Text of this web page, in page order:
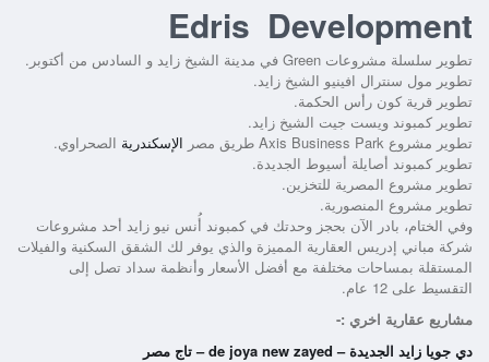
Edris Development
تطوير سلسلة مشروعات Green في مدينة الشيخ زايد و السادس من أكتوبر.
تطوير مول سنترال افينيو الشيخ زايد.
تطوير قرية كون رأس الحكمة.
تطوير كمبوند ويست جيت الشيخ زايد.
تطوير مشروع Axis Business Park طريق مصر
الإسكندرية الصحراوي.
تطوير كمبوند أصايلة أسيوط الجديدة.
تطوير مشروع المصرية للتخزين.
تطوير مشروع المنصورية.
وفي الختام، بادر الآن بحجز وحدتك في كمبوند أُنس نيو زايد أحد مشروعات
شركة مباني إدريس العقارية المميزة والذي يوفر لك الشقق السكنية والفيلات
المستقلة بمساحات مختلفة مع أفضل الأسعار وأنظمة سداد تصل إلى
التقسيط على 12 عام.
مشاريع عقارية اخري :-
دي جويا زايد الجديدة – de joya new zayed – تاج مصر